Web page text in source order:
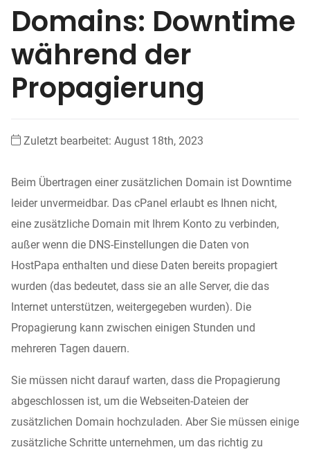
Domains: Downtime
während der
Propagierung
Zuletzt bearbeitet: August 18th, 2023
Beim Übertragen einer zusätzlichen Domain ist Downtime
leider unvermeidbar. Das cPanel erlaubt es Ihnen nicht,
eine zusätzliche Domain mit Ihrem Konto zu verbinden,
außer wenn die DNS-Einstellungen die Daten von
HostPapa enthalten und diese Daten bereits propagiert
wurden (das bedeutet, dass sie an alle Server, die das
Internet unterstützen, weitergegeben wurden). Die
Propagierung kann zwischen einigen Stunden und
mehreren Tagen dauern.
Sie müssen nicht darauf warten, dass die Propagierung
abgeschlossen ist, um die Webseiten-Dateien der
zusätzlichen Domain hochzuladen. Aber Sie müssen einige
zusätzliche Schritte unternehmen, um das richtig zu